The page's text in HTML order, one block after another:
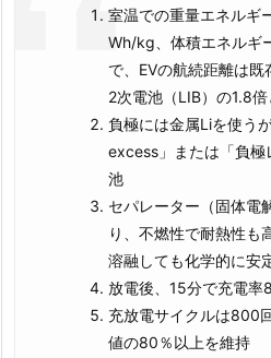
室温での重量エネルギ
Wh/kg、体積エネルギ
で、EVの航続距離は
2次電池（LIB）の1.8
負極には金属Liを使う
excess」または「負極
池
セパレーター（固体電
り、不燃性で耐熱性も
溶融しても化学的に安
放電後、15分で充電率
充放電サイクルは800
値の80％以上を維持